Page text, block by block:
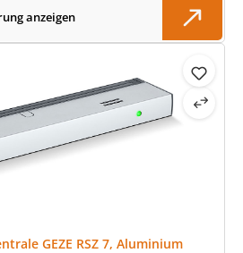
anzeigen
GEZE RSZ 7, Aluminium